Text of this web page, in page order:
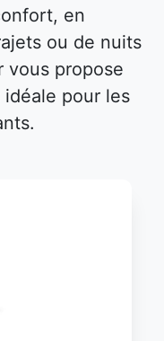
en
ou de nuits
vous propose
pour les